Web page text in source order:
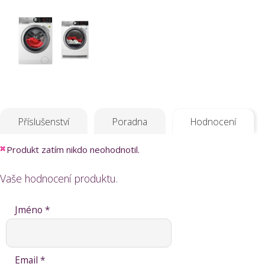
Příslušenství Poradna Hodnocení
Produkt zatím nikdo neohodnotil.
Vaše hodnocení produktu.
Jméno *
Email *